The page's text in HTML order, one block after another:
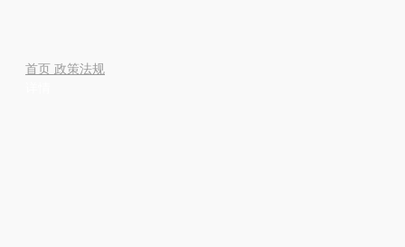
首页 政策法规